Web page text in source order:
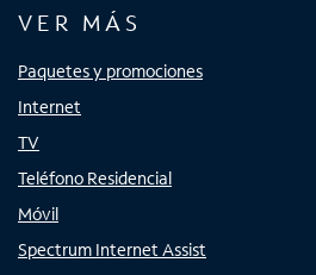
VER MÁS
Paquetes y promociones
Internet
TV
Teléfono Residencial
Móvil
Spectrum Internet Assist